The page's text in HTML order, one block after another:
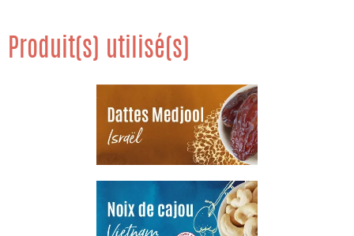
Produit(s) utilisé(s)